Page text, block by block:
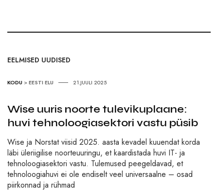
EELMISED UUDISED
KODU >EESTI ELU 21.JUULI 2025
Wise uuris noorte tulevikuplaane:
huvi tehnoloogiasektori vastu püsib
Wise ja Norstat viisid 2025. aasta kevadel kuuendat korda
läbi üleriigilise noorteuuringu, et kaardistada huvi IT- ja
tehnoloogiasektori vastu. Tulemused peegeldavad, et
tehnoloogiahuvi ei ole endiselt veel universaalne – osad
piirkonnad ja rühmad